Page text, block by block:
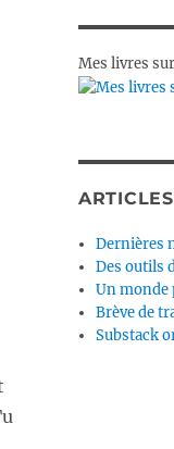
Mes livres
Dernières
Des outils
Un monde
Brève de
Substack